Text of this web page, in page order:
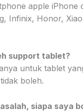
apple iPhone
Infinix, Honor,
support tablet?
untuk tablet
boleh.
siapa saya